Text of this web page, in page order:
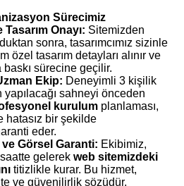
Sürecimiz
Onayı: Sitemizden
sonra, tasarımcımız sizinle
özel tasarım detayları alınır ve
baskı sürecine geçilir.
Ekip: Deneyimli 3 kişilik
sahneyi önceden
kurulum planlaması,
hatasız bir şekilde
eder.
Görsel Garanti: Ekibimiz,
gelerek web sitemizdeki
titizlikle kurar. Bu hizmet,
ve güvenilirlik sözüdür.